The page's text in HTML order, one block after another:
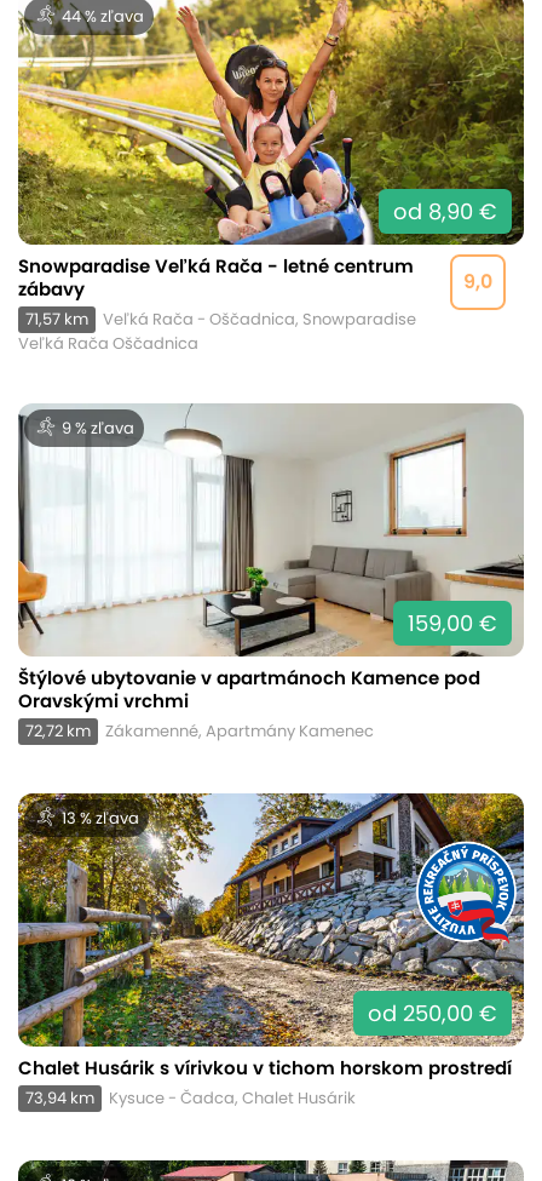
44 % zľava
od 8,90 €
9,0
Snowparadise Veľká Rača - letné centrum
zábavy
71,57 km
Veľká Rača - Oščadnica, Snowparadise
Veľká Rača Oščadnica
9 % zľava
159,00 €
Štýlové ubytovanie v apartmánoch Kamence pod
Oravskými vrchmi
72,72 km Zákamenné, Apartmány Kamenec
13 % zľava
od 250,00 €
Chalet Husárik s vírivkou v tichom horskom prostredí
73,94 km Kysuce - Čadca, Chalet Husárik